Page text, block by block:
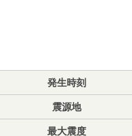
発生時刻
震源地
最大震度